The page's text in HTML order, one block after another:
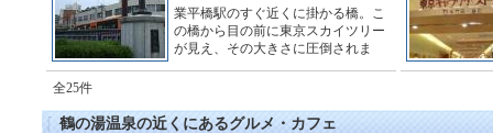
業平橋駅のすぐ近くに掛かる橋。こ
の橋から目の前に東京スカイツリー
が見え、その大きさに圧倒されま
全25件
鶴の湯温泉の近くにあるグルメ・カフェ